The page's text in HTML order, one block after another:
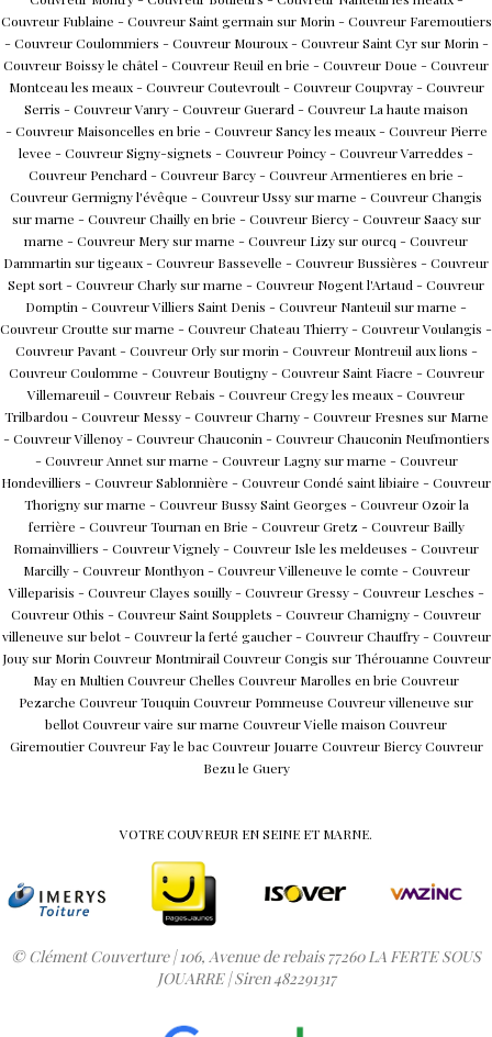
Couvreur Fublaine -Couvreur Saint germain sur Morin -Couvreur Faremoutiers
-Couvreur Coulommiers -Couvreur Mouroux-Couvreur Saint Cyr sur Morin -
Couvreur Boissy le châtel -Couvreur Reuil en brie -Couvreur Doue -Couvreur
Montceau les meaux- CouvreurCoutevroult-Couvreur Coupvray-Couvreur
Serris -Couvreur Vanry-Couvreur Guerard -Couvreur La haute maison
-Couvreur Maisoncelles en brie -Couvreur Sancy les meaux- Couvreur Pierre
levee -Couvreur Signy-signets -Couvreur Poincy-Couvreur Varreddes -
Couvreur Penchard -Couvreur Barcy-Couvreur Armentieres en brie -
Couvreur Germigny l'évêque -Couvreur Ussy sur marne -Couvreur Changis
sur marne -CouvreurChailly en brie -Couvreur Biercy- Couvreur Saacy sur
marne -Couvreur Mery sur marne -Couvreur Lizy sur ourcq -Couvreur
Dammartin sur tigeaux-Couvreur Bassevelle -Couvreur Bussières -Couvreur
Sept sort-Couvreur Charly sur marne -Couvreur Nogent l'Artaud -Couvreur
Domptin -Couvreur Villiers Saint Denis -Couvreur Nanteuil sur marne -
Couvreur Croutte sur marne -Couvreur Chateau Thierry-Couvreur Voulangis -
Couvreur Pavant - Couvreur Orly sur morin -Couvreur Montreuil aux lions -
Couvreur Coulomme -Couvreur Boutigny-Couvreur Saint Fiacre -Couvreur
Villemareuil -Couvreur Rebais -Couvreur Cregy les meaux-Couvreur
Trilbardou -Couvreur Messy-Couvreur Charny-Couvreur Fresnes sur Marne
-Couvreur Villenoy- Couvreur Chauconin -CouvreurChauconin Neufmontiers
-Couvreur Annet sur marne -Couvreur Lagny sur marne -Couvreur
Hondevilliers -Couvreur Sablonnière -Couvreur Condé saint libiaire -Couvreur
Thorigny sur marne -Couvreur Bussy Saint Georges -Couvreur Ozoir la
ferrière -Couvreur Tournan en Brie -Couvreur Gretz -Couvreur Bailly
Romainvilliers -Couvreur Vignely-Couvreur Isle les meldeuses -Couvreur
Marcilly-Couvreur Monthyon -Couvreur Villeneuve le comte -Couvreur
Villeparisis -Couvreur Clayes souilly-Couvreur Gressy-Couvreur Lesches -
Couvreur Othis -Couvreur Saint Soupplets -Couvreur Chamigny-Couvreur
villeneuve sur belot-Couvreur la ferté gaucher-Couvreur Chauffry-Couvreur
Jouy sur Morin Couvreur Montmirail Couvreur Congis sur Thérouanne Couvreur
May en Multien Couvreur Chelles Couvreur Marolles en brie Couvreur
Pezarche Couvreur Touquin Couvreur Pommeuse Couvreur villeneuve sur
bellotCouvreur vaire sur marne Couvreur Vielle maison Couvreur
Giremoutier Couvreur Fay le bac Couvreur Jouarre Couvreur Biercy Couvreur
Bezu le Guery
VOTRE COUVREUR EN SEINE ET MARNE.
© Clément Couverture | 106, Avenue de rebais 77260 LA FERTE SOUS
JOUARRE | Siren 482291317